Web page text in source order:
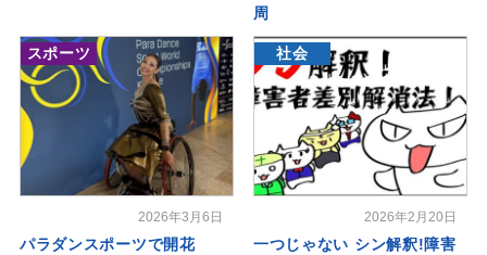
周
スポーツ
2026年3月6日
パラダンスポーツで開花
社会
2026年2月20日
一つじゃない シン解釈!障害